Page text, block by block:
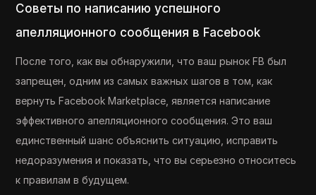
Советы по написанию успешного
апелляционного сообщения в Facebook
После того, как вы обнаружили, что ваш рынок FB был
запрещен, одним из самых важных шагов в том, как
вернуть Facebook Marketplace, является написание
эффективного апелляционного сообщения. Это ваш
единственный шанс объяснить ситуацию, исправить
недоразумения и показать, что вы серьезно относитесь
к правилам в будущем.